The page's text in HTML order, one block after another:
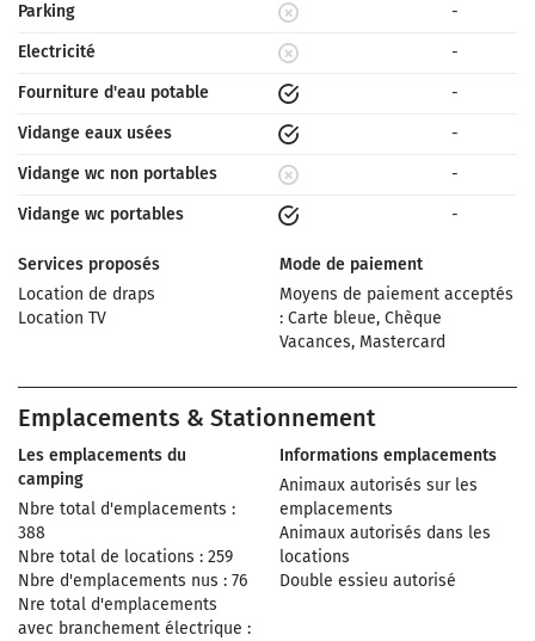
Parking
-
Electricité
-
Fourniture d'eau potable
-
Vidange eaux usées
-
Vidange wc non portables
-
Vidange wc portables
-
Services proposés
Location de draps
Location TV
Mode de paiement
Moyens de paiement acceptés
: Carte bleue, Chèque
Vacances, Mastercard
Emplacements & Stationnement
Les emplacements du
camping
Nbre total d'emplacements :
388
Nbre total de locations : 259
Nbre d'emplacements nus : 76
Nre total d'emplacements
avec branchement électrique :
Informations emplacements
Animaux autorisés sur les
emplacements
Animaux autorisés dans les
locations
Double essieu autorisé